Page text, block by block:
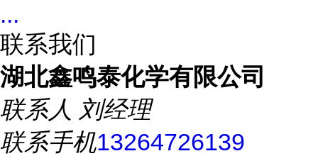
...
联系我们
湖北鑫鸣泰化学有限公司
联系人 刘经理
联系手机13264726139